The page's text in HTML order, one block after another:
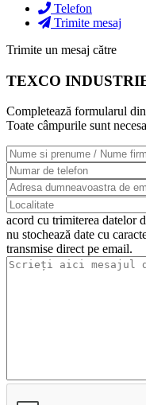
Telefon
Trimite mesaj
Trimite un mesaj către
TEXCO
Completează formularul
Toate câmpurile sunt
acord cu trimiterea datelor
nu stochează date cu
transmise direct pe email.